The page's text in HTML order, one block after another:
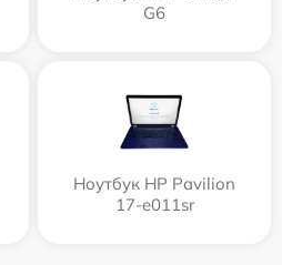
G6
Ноутбук HP Pavilion
17-e011sr